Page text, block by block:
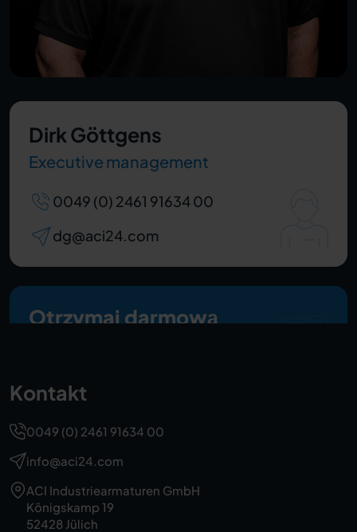
Dirk Göttgens
Executive management
0049 (0) 2461 91634 00
dg@aci24.com
Otrzymaj darmową
Kontakt
0049 (0) 2461 91634 00
info@aci24.com
ACI Industriearmaturen GmbH
Königskamp 19
52428 Jülich